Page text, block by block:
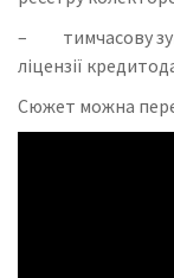
– тимчасову
ліцензії
Сюжет можна